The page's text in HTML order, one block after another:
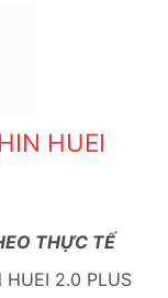
HUEI
THỰC TẾ
2.0 PLUS